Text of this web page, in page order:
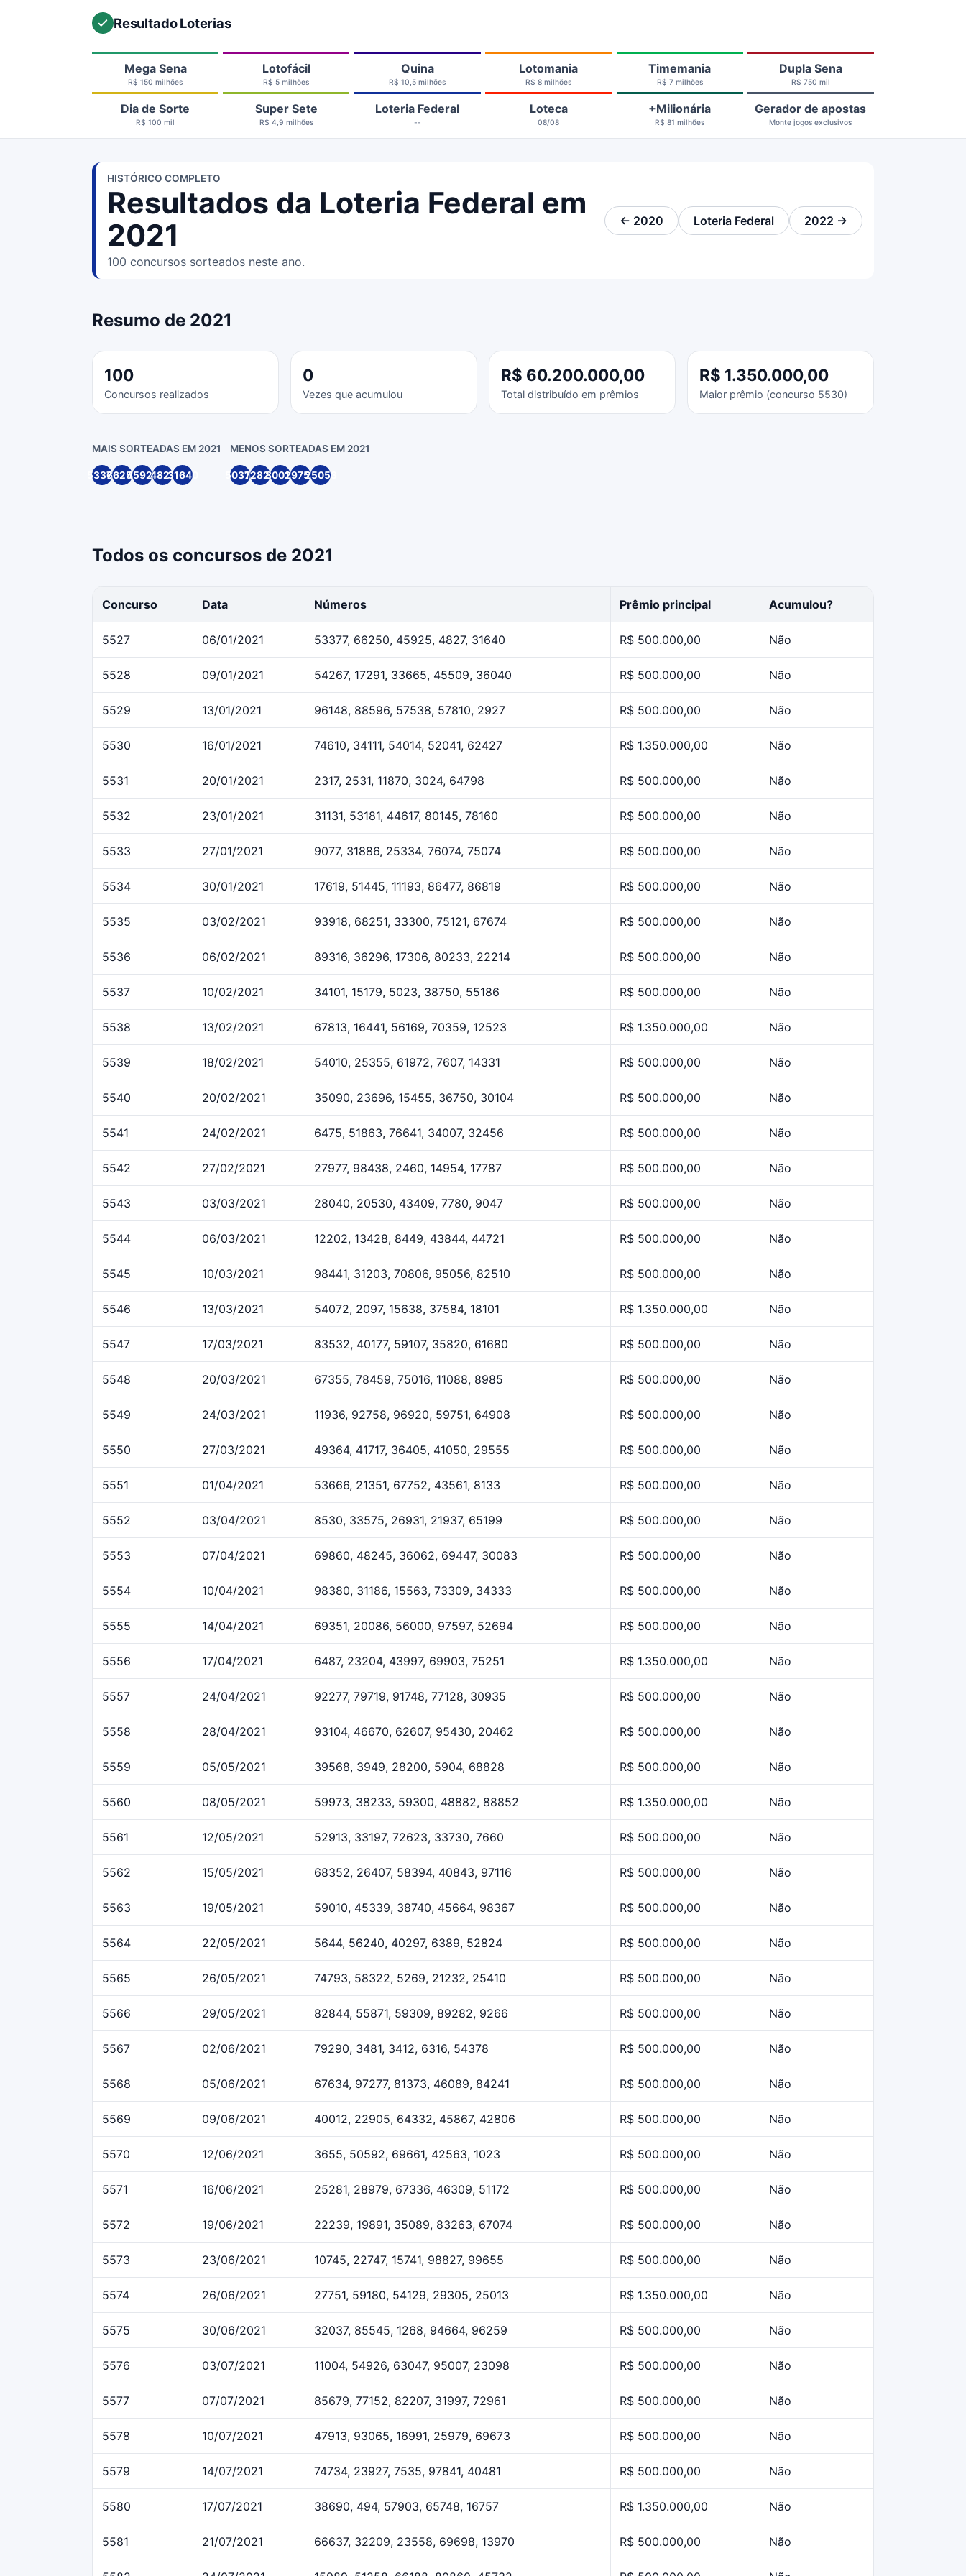
Resultado Loterias
Mega Sena
R$ 150 milhões
Lotofácil
R$ 5 milhões
Quina
R$ 10,5 milhões
Lotomania
R$ 8 milhões
Timemania
R$ 7 milhões
Dupla Sena
R$ 750 mil
Dia de Sorte
R$ 100 mil
Super Sete
R$ 4,9 milhões
Loteria Federal
--
Loteca
08/08
+Milionária
R$ 81 milhões
Gerador de apostas
Monte jogos exclusivos
HISTÓRICO COMPLETO
Resultados da Loteria Federal em
2021
100 concursos sorteados neste ano.
← 2020 Loteria Federal 2022 →
Resumo de 2021
100
Concursos realizados
0
Vezes que acumulou
R$ 60.200.000,00
Total distribuído em prêmios
R$ 1.350.000,00
Maior prêmio (concurso 5530)
MAIS SORTEADAS EM 2021
533776625045925482731640
MENOS SORTEADAS EM 2021
5031672820800142975425053
Todos os concursos de 2021
Concurso Data Números Prêmio principal Acumulou?
5527 06/01/2021 53377, 66250, 45925, 4827, 31640 R$ 500.000,00 Não
5528 09/01/2021 54267, 17291, 33665, 45509, 36040 R$ 500.000,00 Não
5529 13/01/2021 96148, 88596, 57538, 57810, 2927 R$ 500.000,00 Não
5530 16/01/2021 74610, 34111, 54014, 52041, 62427 R$ 1.350.000,00 Não
5531 20/01/2021 2317, 2531, 11870, 3024, 64798 R$ 500.000,00 Não
5532 23/01/2021 31131, 53181, 44617, 80145, 78160 R$ 500.000,00 Não
5533 27/01/2021 9077, 31886, 25334, 76074, 75074 R$ 500.000,00 Não
5534 30/01/2021 17619, 51445, 11193, 86477, 86819 R$ 500.000,00 Não
5535 03/02/2021 93918, 68251, 33300, 75121, 67674 R$ 500.000,00 Não
5536 06/02/2021 89316, 36296, 17306, 80233, 22214 R$ 500.000,00 Não
5537 10/02/2021 34101, 15179, 5023, 38750, 55186 R$ 500.000,00 Não
5538 13/02/2021 67813, 16441, 56169, 70359, 12523 R$ 1.350.000,00 Não
5539 18/02/2021 54010, 25355, 61972, 7607, 14331 R$ 500.000,00 Não
5540 20/02/2021 35090, 23696, 15455, 36750, 30104 R$ 500.000,00 Não
5541 24/02/2021 6475, 51863, 76641, 34007, 32456 R$ 500.000,00 Não
5542 27/02/2021 27977, 98438, 2460, 14954, 17787 R$ 500.000,00 Não
5543 03/03/2021 28040, 20530, 43409, 7780, 9047 R$ 500.000,00 Não
5544 06/03/2021 12202, 13428, 8449, 43844, 44721 R$ 500.000,00 Não
5545 10/03/2021 98441, 31203, 70806, 95056, 82510 R$ 500.000,00 Não
5546 13/03/2021 54072, 2097, 15638, 37584, 18101 R$ 1.350.000,00 Não
5547 17/03/2021 83532, 40177, 59107, 35820, 61680 R$ 500.000,00 Não
5548 20/03/2021 67355, 78459, 75016, 11088, 8985 R$ 500.000,00 Não
5549 24/03/2021 11936, 92758, 96920, 59751, 64908 R$ 500.000,00 Não
5550 27/03/2021 49364, 41717, 36405, 41050, 29555 R$ 500.000,00 Não
5551 01/04/2021 53666, 21351, 67752, 43561, 8133 R$ 500.000,00 Não
5552 03/04/2021 8530, 33575, 26931, 21937, 65199 R$ 500.000,00 Não
5553 07/04/2021 69860, 48245, 36062, 69447, 30083 R$ 500.000,00 Não
5554 10/04/2021 98380, 31186, 15563, 73309, 34333 R$ 500.000,00 Não
5555 14/04/2021 69351, 20086, 56000, 97597, 52694 R$ 500.000,00 Não
5556 17/04/2021 6487, 23204, 43997, 69903, 75251 R$ 1.350.000,00 Não
5557 24/04/2021 92277, 79719, 91748, 77128, 30935 R$ 500.000,00 Não
5558 28/04/2021 93104, 46670, 62607, 95430, 20462 R$ 500.000,00 Não
5559 05/05/2021 39568, 3949, 28200, 5904, 68828 R$ 500.000,00 Não
5560 08/05/2021 59973, 38233, 59300, 48882, 88852 R$ 1.350.000,00 Não
5561 12/05/2021 52913, 33197, 72623, 33730, 7660 R$ 500.000,00 Não
5562 15/05/2021 68352, 26407, 58394, 40843, 97116 R$ 500.000,00 Não
5563 19/05/2021 59010, 45339, 38740, 45664, 98367 R$ 500.000,00 Não
5564 22/05/2021 5644, 56240, 40297, 6389, 52824 R$ 500.000,00 Não
5565 26/05/2021 74793, 58322, 5269, 21232, 25410 R$ 500.000,00 Não
5566 29/05/2021 82844, 55871, 59309, 89282, 9266 R$ 500.000,00 Não
5567 02/06/2021 79290, 3481, 3412, 6316, 54378 R$ 500.000,00 Não
5568 05/06/2021 67634, 97277, 81373, 46089, 84241 R$ 500.000,00 Não
5569 09/06/2021 40012, 22905, 64332, 45867, 42806 R$ 500.000,00 Não
5570 12/06/2021 3655, 50592, 69661, 42563, 1023 R$ 500.000,00 Não
5571 16/06/2021 25281, 28979, 67336, 46309, 51172 R$ 500.000,00 Não
5572 19/06/2021 22239, 19891, 35089, 83263, 67074 R$ 500.000,00 Não
5573 23/06/2021 10745, 22747, 15741, 98827, 99655 R$ 500.000,00 Não
5574 26/06/2021 27751, 59180, 54129, 29305, 25013 R$ 1.350.000,00 Não
5575 30/06/2021 32037, 85545, 1268, 94664, 96259 R$ 500.000,00 Não
5576 03/07/2021 11004, 54926, 63047, 95007, 23098 R$ 500.000,00 Não
5577 07/07/2021 85679, 77152, 82207, 31997, 72961 R$ 500.000,00 Não
5578 10/07/2021 47913, 93065, 16991, 25979, 69673 R$ 500.000,00 Não
5579 14/07/2021 74734, 23927, 7535, 97841, 40481 R$ 500.000,00 Não
5580 17/07/2021 38690, 494, 57903, 65748, 16757 R$ 1.350.000,00 Não
5581 21/07/2021 66637, 32209, 23558, 69698, 13970 R$ 500.000,00 Não